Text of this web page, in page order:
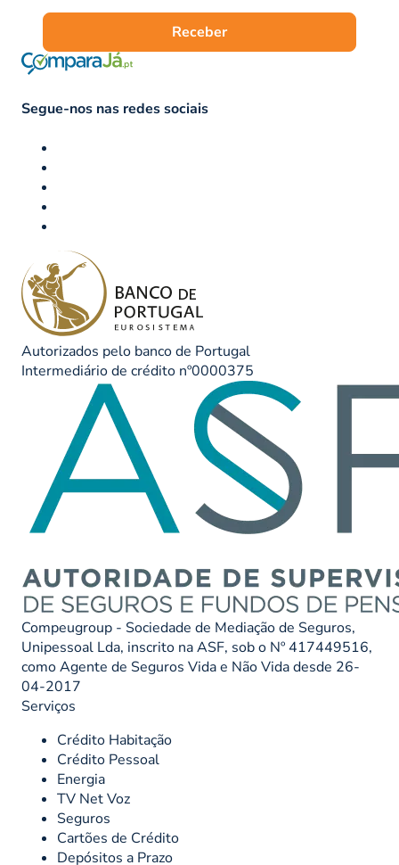
Receber
Segue-nos nas redes sociais
Autorizados pelo banco de Portugal
Intermediário de crédito nº0000375
Compeugroup - Sociedade de Mediação de Seguros,
Unipessoal Lda, inscrito na ASF, sob o Nº 417449516,
como Agente de Seguros Vida e Não Vida desde 26-
04-2017
Serviços
Crédito Habitação
Crédito Pessoal
Energia
TV Net Voz
Seguros
Cartões de Crédito
Depósitos a Prazo